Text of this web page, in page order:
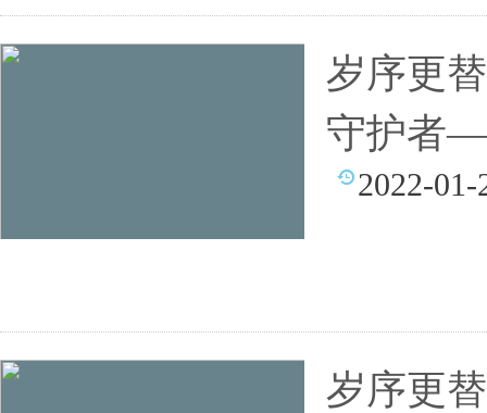
岁序更
守护者
2022-01-
岁序更